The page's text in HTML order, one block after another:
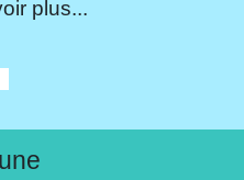
plus...